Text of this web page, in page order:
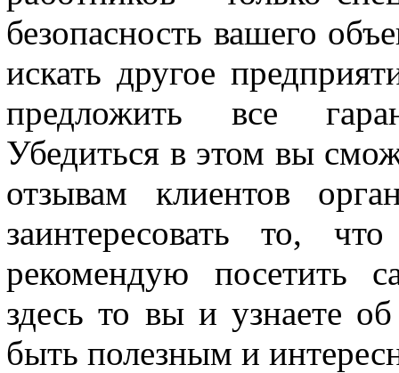
безопасность вашего
искать другое
предложить все
Убедиться в этом вы
отзывам клиентов
заинтересовать то,
рекомендую посетить
здесь то вы и узнаете
быть полезным и